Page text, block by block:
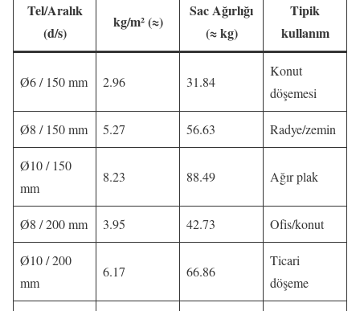
Tel/Aralık
(d/s)
kg/m² (≈)
Sac Ağırlığı
(≈ kg)
Tipik
kullanım
Ø6 / 150 mm 2.96 31.84
Konut
döşemesi
Ø8 / 150 mm 5.27 56.63 Radye/zemin
Ø10 / 150
mm
8.23 88.49 Ağır plak
Ø8 / 200 mm 3.95 42.73 Ofis/konut
Ø10 / 200
mm
6.17 66.86
Ticari
döşeme